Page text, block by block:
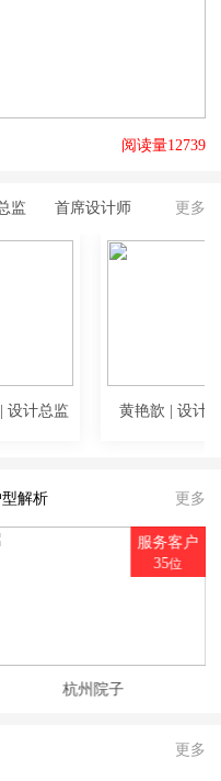
阅读量12739
监 首席设计师 更多
设计总监 黄艳歆 | 设计
解析 更多
杭州院子
服务客户
35位
更多